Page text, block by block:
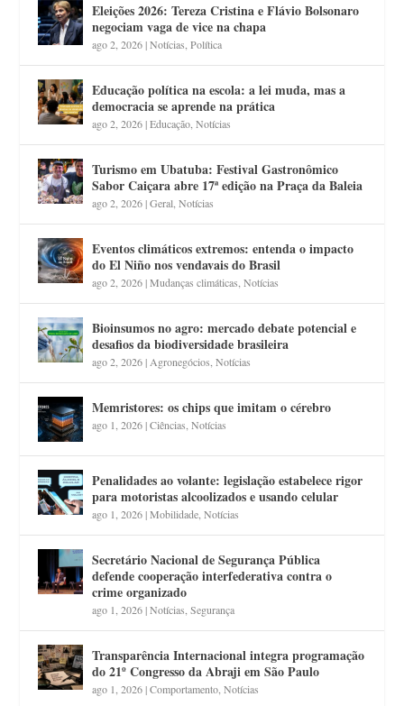
Eleições 2026: Tereza Cristina e Flávio Bolsonaro
negociam vaga de vice na chapa
ago 2, 2026|Notícias ,Política
Educação política na escola: a lei muda, mas a
democracia se aprende na prática
ago 2, 2026|Educação ,Notícias
Turismo em Ubatuba: Festival Gastronômico
Sabor Caiçara abre 17ª edição na Praça da Baleia
ago 2, 2026|Geral ,Notícias
Eventos climáticos extremos: entenda o impacto
do El Niño nos vendavais do Brasil
ago 2, 2026|Mudanças climáticas ,Notícias
Bioinsumos no agro: mercado debate potencial e
desafios da biodiversidade brasileira
ago 2, 2026| Agronegócios ,Notícias
Memristores: os chips que imitam o cérebro
ago 1, 2026|Ciências ,Notícias
Penalidades ao volante: legislação estabelece rigor
para motoristas alcoolizados e usando celular
ago 1, 2026|Mobilidade ,Notícias
Secretário Nacional de Segurança Pública
defende cooperação interfederativa contra o
crime organizado
ago 1, 2026|Notícias ,Segurança
Transparência Internacional integra programação
do 21º Congresso da Abraji em São Paulo
ago 1, 2026|Comportamento ,Notícias